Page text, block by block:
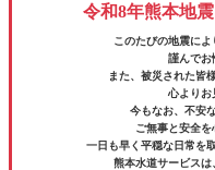
令和8年熊本地
このたびの地震によ
謹んでお
また、被災された皆
心よりお
今もなお、不安
ご無事と安全を
一日も早く平穏な日常を
熊本水道サービスは